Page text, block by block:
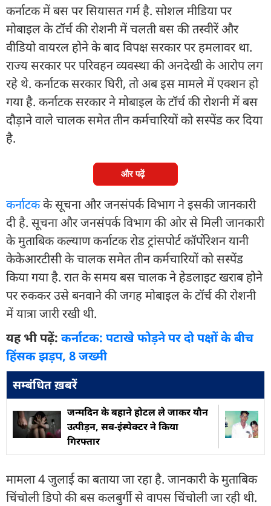
कर्नाटक में बस पर सियासत गर्म है. सोशल मीडिया पर
मोबाइल के टॉर्च की रोशनी में चलती बस की तस्वीरें और
वीडियो वायरल होने के बाद विपक्ष सरकार पर हमलावर था.
राज्य सरकार पर परिवहन व्यवस्था की अनदेखी के आरोप लग
रहे थे. कर्नाटक सरकार घिरी, तो अब इस मामले में एक्शन हो
गया है. कर्नाटक सरकार ने मोबाइल के टॉर्च की रोशनी में बस
दौड़ाने वाले चालक समेत तीन कर्मचारियों को सस्पेंड कर दिया
है.
और पढ़ें
कर्नाटकके सूचना और जनसंपर्क विभाग ने इसकी जानकारी
दी है. सूचना और जनसंपर्क विभाग की ओर से मिली जानकारी
के मुताबिक कल्याण कर्नाटक रोड ट्रांसपोर्ट कॉर्पोरेशन यानी
केकेआरटीसी के चालक समेत तीन कर्मचारियों को सस्पेंड
किया गया है. रात के समय बस चालक ने हेडलाइट खराब होने
पर रुककर उसे बनवाने की जगह मोबाइल के टॉर्च की रोशनी
में यात्रा जारी रखी थी.
यह भी पढ़ें: कर्नाटक: पटाखे फोड़ने पर दो पक्षों के बीच
हिंसक झड़प, 8 जख्मी
सम्बंधित ख़बरें
जन्मदिन के बहाने होटल ले जाकर यौन
उत्पीड़न, सब-इंस्पेक्टर ने किया
गिरफ्तार
मामला 4 जुलाई का बताया जा रहा है. जानकारी के मुताबिक
चिंचोली डिपो की बस कलबुर्गी से वापस चिंचोली जा रही थी.